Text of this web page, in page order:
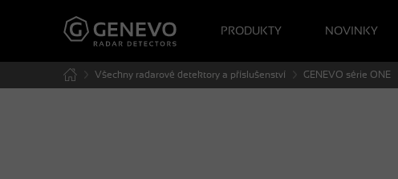
PRODUKTY NOVINKY
Všechny radarové detektory a příslušenství GENEVO série ONE